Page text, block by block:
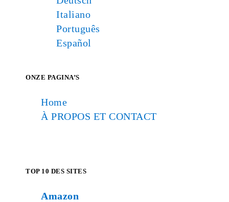
Italiano
Português
Español
ONZE PAGINA’S
Home
À PROPOS ET CONTACT
TOP 10 DES SITES
Amazon